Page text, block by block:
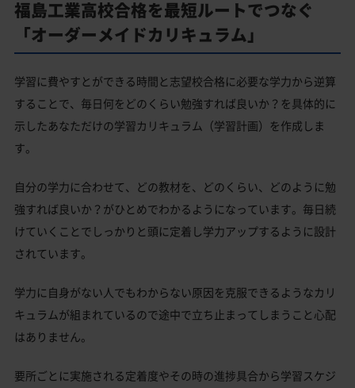
福島工業高校合格を最短ルートでつなぐ
「オーダーメイドカリキュラム」
学習に費やすとができる時間と志望校合格に必要な学力から逆算
することで、毎日何をどのくらい勉強すれば良いか？を具体的に
示したあなただけの学習カリキュラム（学習計画）を作成しま
す。
自分の学力に合わせて、どの教材を、どのくらい、どのように勉
強すれば良いか？がひとめでわかるようになっています。毎日続
けていくことでしっかりと頭に定着し学力アップするように設計
されています。
学力に自身がない人でもわからない原因を克服できるようなカリ
キュラムが組まれているので途中で立ち止まってしまうこと心配
はありません。
要所ごとに実施される定着度やその時の進捗具合から学習スケジ